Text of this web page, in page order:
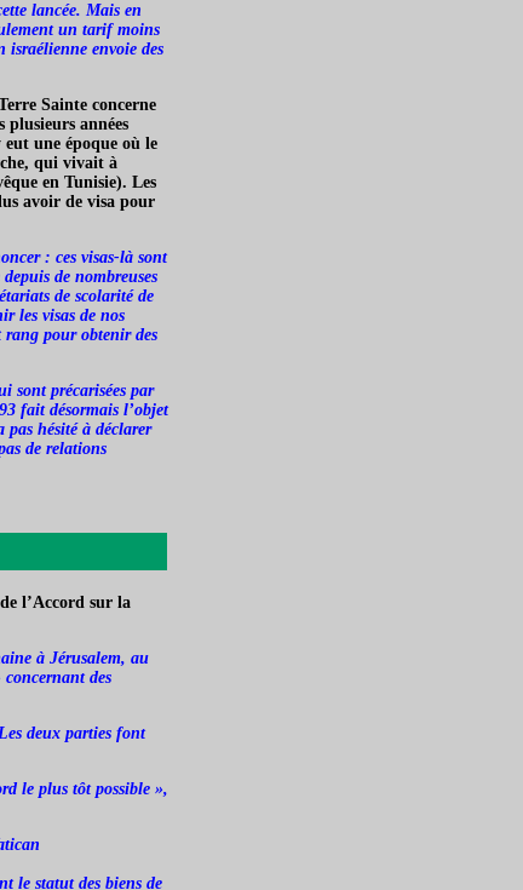
lancée. Mais en
un tarif moins
israélienne envoie des
Sainte concerne
plusieurs années
une époque où le
qui vivait à
en Tunisie). Les
avoir de visa pour
: ces visas-là sont
de nombreuses
de scolarité de
les visas de nos
rang pour obtenir des
sont précarisées par
fait désormais l’objet
hésité à déclarer
de relations
l’Accord sur la
à Jérusalem, au
des
deux parties font
le plus tôt possible »,
le statut des biens de